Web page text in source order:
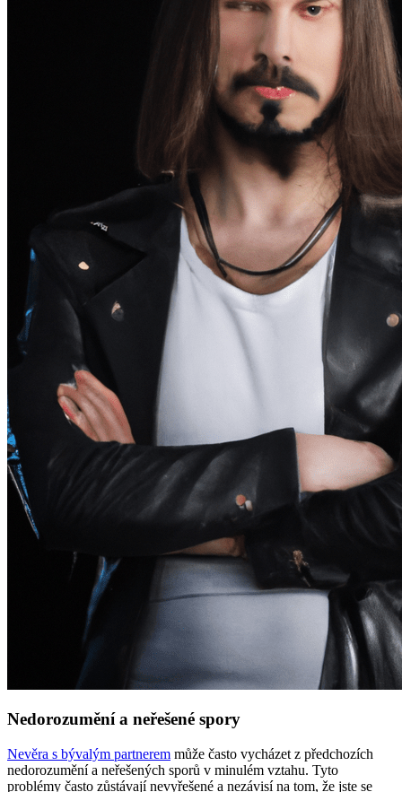
Nedorozumění a neřešené spory
Nevěra s bývalým partnerem může často vycházet z předchozích
nedorozumění a neřešených sporů v minulém vztahu. Tyto
problémy často zůstávají nevyřešené a nezávisí na tom, že jste se